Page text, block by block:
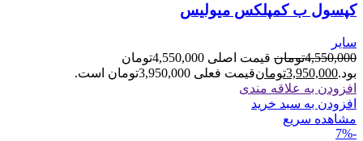
کپسول ب کمپلکس میولیس
سایر
4,550,000تومان
قیمت اصلی 4,550,000تومان
بود.3,950,000تومانقیمت فعلی 3,950,000تومان است.
افزودن به علاقه مندی
افزودن به سبد خرید
مشاهده سریع
-7%